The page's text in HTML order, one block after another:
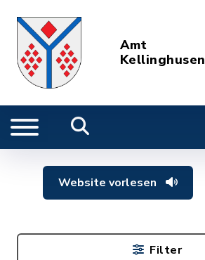
Amt
Kellinghusen
Website vorlesen
Filter